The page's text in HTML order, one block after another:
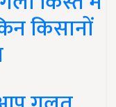
किसानों